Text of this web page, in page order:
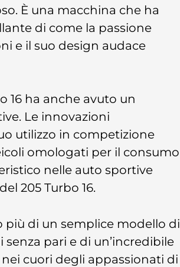
È una macchina che ha
di come la passione
e il suo design audace
16 ha anche avuto un
Le innovazioni
utilizzo in competizione
omologati per il consumo
nelle auto sportive
205 Turbo 16.
più di un semplice modello di
pari e di un’incredibile
cuori degli appassionati di